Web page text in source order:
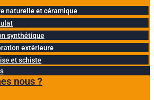
naturelle et céramique
synthétique
extérieure
et schiste
nous ?